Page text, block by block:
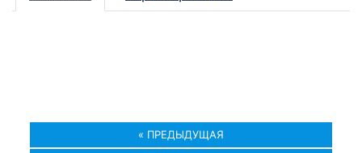
« ПРЕДЫДУЩАЯ